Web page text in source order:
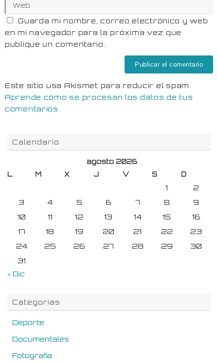
Guarda mi nombre, correo electrónico y web
en mi navegador para la próxima vez que
publique un comentario.
Este sitio usa Akismet para reducir el spam.
Aprende cómo se procesan los datos de tus
comentarios.
Calendario
agosto 2026
L
M X J V S D
1
2
3
4 5 6 7 8
9
10
11 12 13 14 15
16
17
18 19 20 21 22
23
24
25 26 27 28 29
30
31
« Dic
Categorias
Deporte
Documentales
Fotografia